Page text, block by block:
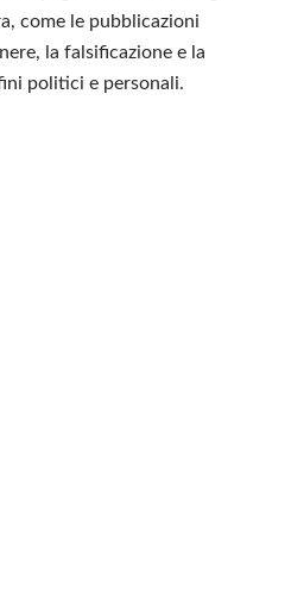
come le pubblicazioni
la falsificazione e la
politici e personali.